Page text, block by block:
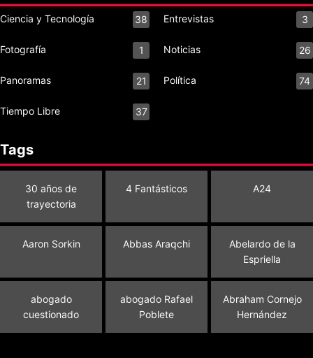
Ciencia y Tecnología
38
Entrevistas 3
Fotografía 1 Noticias
26
Panoramas
21 Política 74
Tiempo Libre
37
Tags
30 años de
trayectoria
4 Fantásticos A24
Aaron Sorkin Abbas Araqchi
Abelardo de la
Espriella
abogado
cuestionado
abogado Rafael
Poblete
Abraham Cornejo
Hernández